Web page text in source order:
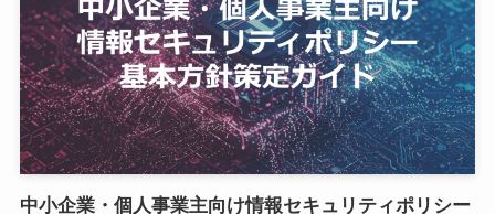
中小企業・個人事業主向け情報セキュリティポリシー